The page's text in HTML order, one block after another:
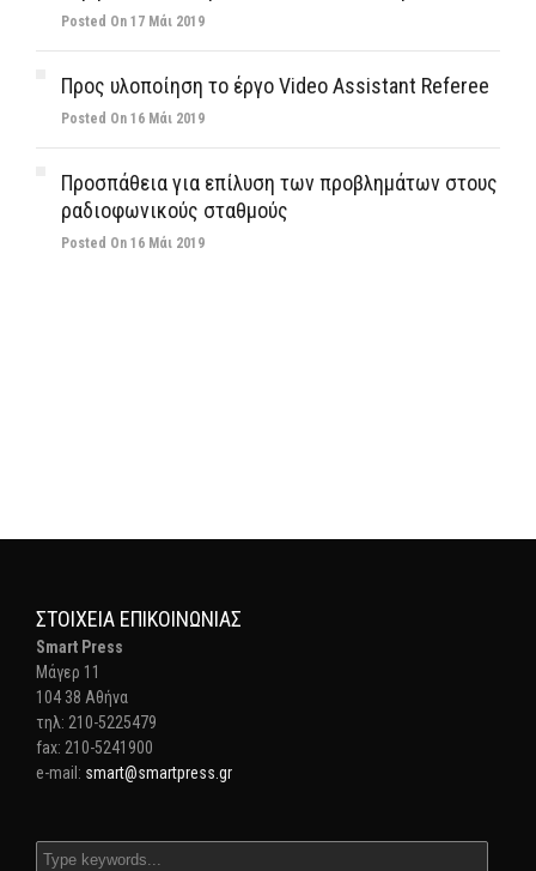
Posted On 17 Μάι 2019
Προς υλοποίηση το έργο Video Assistant Referee
Posted On 16 Μάι 2019
Προσπάθεια για επίλυση των προβλημάτων στους
ραδιοφωνικούς σταθμούς
Posted On 16 Μάι 2019
ΣΤΟΙΧΕΊΑ ΕΠΙΚΟΙΝΩΝΊΑΣ
Smart Press
Mάγερ 11
104 38 Αθήνα
τηλ: 210-5225479
fax: 210-5241900
e-mail: smart@smartpress.gr